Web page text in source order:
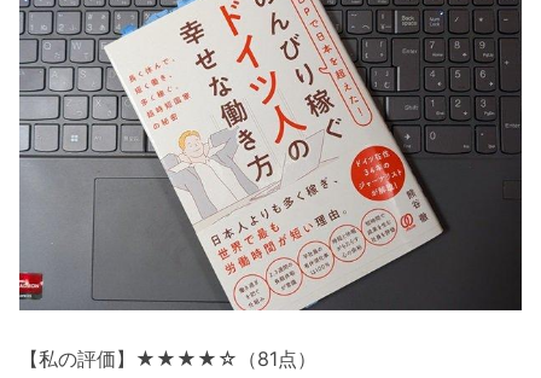
【私の評価】★★★★☆（81点）